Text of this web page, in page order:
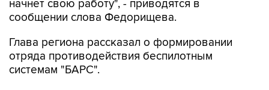
Глава региона рассказал о формировании
системам "БАРС".
"Штатное расписание - 900 человек.